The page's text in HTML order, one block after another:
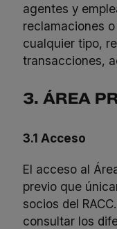
agentes y
reclamaciones
cualquier tipo,
transacciones,
3. ÁREA
3.1 Acceso
El acceso al
previo que
socios del
consultar los